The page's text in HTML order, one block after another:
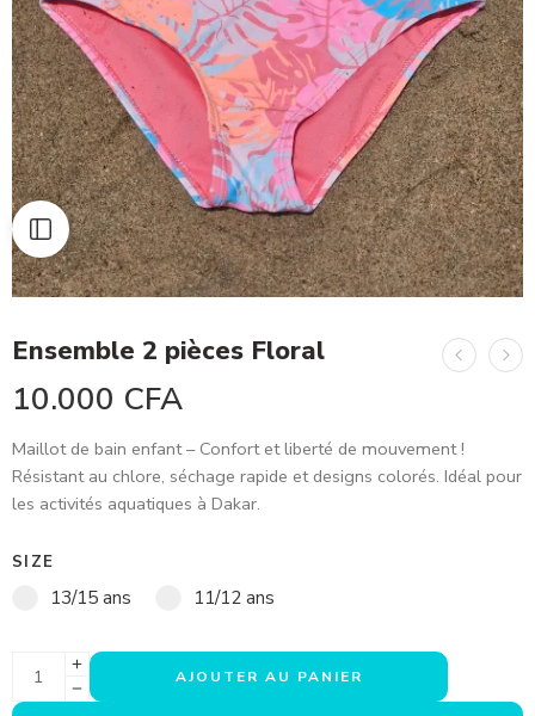
Ensemble 2 pièces Floral
10.000 CFA
Maillot de bain enfant – Confort et liberté de mouvement !
Résistant au chlore, séchage rapide et designs colorés. Idéal pour
les activités aquatiques à Dakar.
SIZE
13/15 ans 11/12 ans
AJOUTER AU PANIER